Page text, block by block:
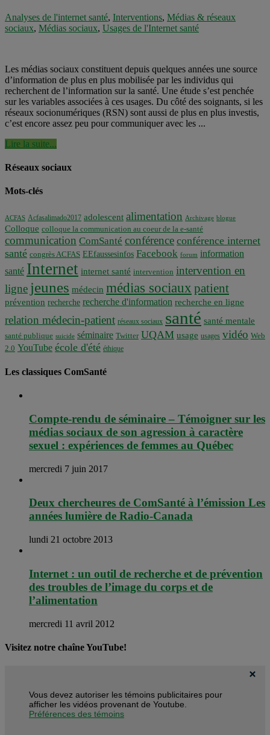
Analyses de l'internet santé, Interventions, Médias & réseaux
sociaux, Médias sociaux, Usages de l'Internet santé
Les médias sociaux constituent depuis quelques années une source
d’information de plus en plus mobilisée par les individus qui
recherchent de l’information sur la santé. Une étude s’est penchée
sur les variables associées à ces usages. Du côté des soignants, si les
réseaux socionumériques (RSN) sont aussi de plus en plus investis,
c’est encore assez peu pour communiquer avec les ...
Lire la suite...
Réseaux sociaux
Mots-clés
ACFAS Acfasalimado2017 adolescent alimentation Archivage blogue
Colloque colloque la communication au coeur de la e-santé
communication ComSanté conférence conférence internet
santé congrès ACFAS EEfaussesinfos Facebook forum information
santé Internet internet santé intervention intervention en
ligne jeunes médecin médias sociaux patient
prévention recherche recherche d'information recherche en ligne
relation médecin-patient réseaux sociaux santé santé mentale
santé publique suicide séminaire Twitter UQAM usage usages vidéo Web
2.0 YouTube école d'été éthique
Les classiques ComSanté
Compte-rendu de séminaire – Témoigner sur les
médias sociaux de son agression à caractère
sexuel : expériences de femmes au Québec
mercredi 7 juin 2017
Deux chercheures de ComSanté à l’émission Les
années lumière de Radio-Canada
lundi 21 octobre 2013
Internet : un outil de recherche et de prévention
des troubles de l’image du corps et de
l’alimentation
mercredi 11 avril 2012
Visitez notre chaîne YouTube!
Vous devez autoriser les témoins publicitaires pour
afficher les vidéos provenant de Youtube.
Préférences des témoins